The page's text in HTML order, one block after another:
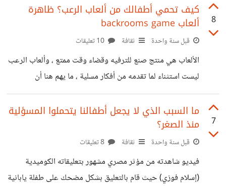
الصحف وبعض البرامج والمشاهير تعبيراً لرد فعل إيجابي نحو
هذا الحدث ، ولكن المبالغة على رد فعل بسيط هو أمر يستدعى
التأمل والسؤال، لماذا هذا الزخم على حدث قد يفعله الكثير من
الأطفال بشكل يومي؟ وهل ما حدث وقامت به هايدي يستحق
تكريم وممرات شرف لها وعمل لقاءات
8
كيف تحمي أطفالك من ألعاب الرعب؟ ظاهرة
ألعاب backrooms game
قبل سنة واحدة ثقافة
الألعاب هي منتج صنع للترفيه وقضاء وقت ممتع ، وألعاب الرعب
ليست استثناء لما تقدمه من أفكار مسلية ، ما يهم هنا أن
تصنيفات الألعاب المتعلقة بالرعب كثيرة ، وبعضها خطير بالفعل
ويعتمد على تجارب مثل الهندسة البشرية مثل الحوت الأزرق
قديماً وبسهولة يمكن رصد تأثيرها السلبي، ولكن هناك نوعية
رعب مستوحاة من ظاهرة "Creepypasta" الشهيرة التي
تحمل الاسم نفسه، وهي عبارة عن قصص خيالية مرعبة (بعضها
7
ما السبب الذي لا يجعل أطفالنا يتحملوا المسؤلية
منذ الصغر؟
قبل سنة واحدة ثقافة
فيديو شاهدته من مؤثر مصري مشهور بتعليقاته الكوميدية
(إسلام فوزي) حيث قام بالتعليق بشكل مضحك على طفلة يابانية